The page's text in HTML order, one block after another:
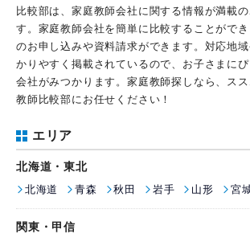
比較部は、家庭教師会社に関する情報が満載
す。家庭教師会社を簡単に比較することがで
のお申し込みや資料請求ができます。対応地
かりやすく掲載されているので、お子さまに
会社がみつかります。家庭教師探しなら、ス
教師比較部にお任せください！
エリア
北海道・東北
北海道
青森 秋田 岩手 山形 宮
関東・甲信